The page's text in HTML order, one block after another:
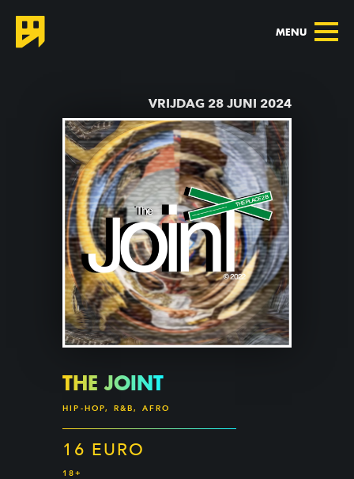
MENU
VRIJDAG 28 JUNI 2024
THE JOINT
HIP-HOP, R&B, AFRO
16 EURO
18+